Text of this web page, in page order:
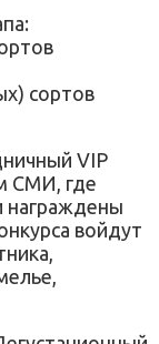
сортов
VIP
СМИ, где
награждены
войдут